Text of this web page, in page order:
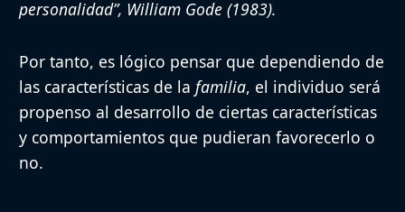
personalidad”, William Gode (1983).
Por tanto, es lógico pensar que dependiendo de
las características de la familia, el individuo será
propenso al desarrollo de ciertas características
y comportamientos que pudieran favorecerlo o
no.